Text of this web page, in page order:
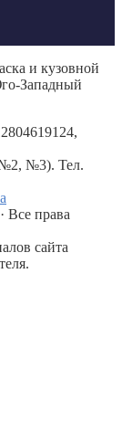
и кузовной
Западный
№3). Тел.
Все права
сайта